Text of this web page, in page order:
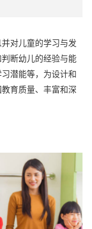
对儿童的学习与发
断幼儿的经验与能
潜能等，为设计和
育质量、丰富和深